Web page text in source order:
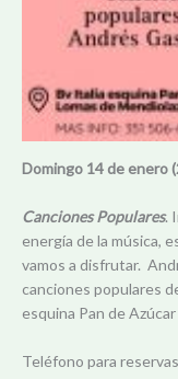
Domingo 14 de enero
Canciones Populares.
energía de la música,
vamos a disfrutar.
canciones populares
esquina Pan de
Teléfono para